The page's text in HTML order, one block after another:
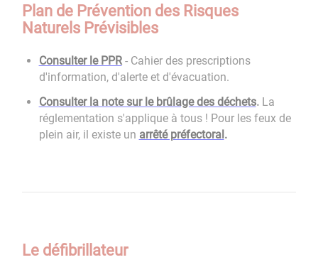
Plan de Prévention des Risques
Naturels Prévisibles
Consulter le PPR- Cahier des prescriptions
d'information, d'alerte et d'évacuation.
Consulter la note sur le brûlage des déchets.La
réglementation s'applique à tous ! Pour les feux de
plein air, il existe un arrêté préfectoral.
Le défibrillateur